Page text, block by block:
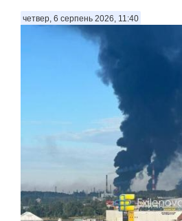
четвер, 6 серпень 2026, 11:40